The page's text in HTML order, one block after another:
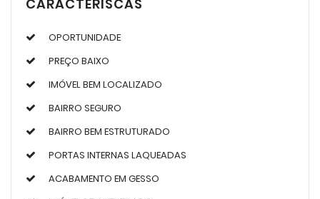
CARACTERÍSCAS
OPORTUNIDADE
PREÇO BAIXO
IMÓVEL BEM LOCALIZADO
BAIRRO SEGURO
BAIRRO BEM ESTRUTURADO
PORTAS INTERNAS LAQUEADAS
ACABAMENTO EM GESSO